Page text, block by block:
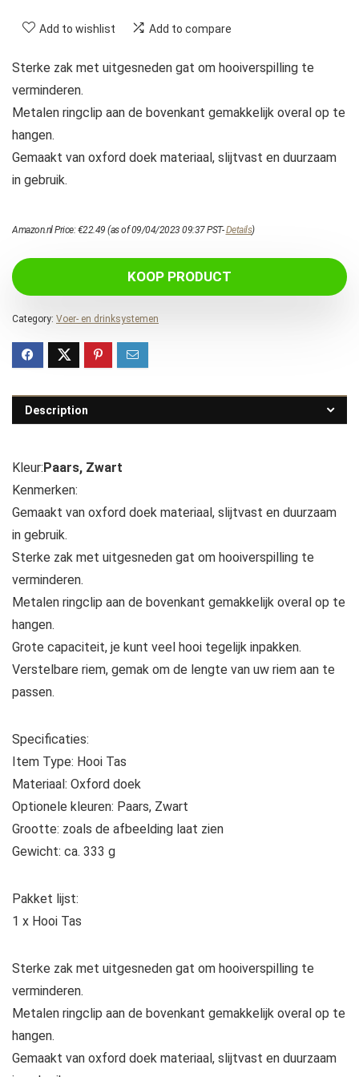
Add to wishlist Add to compare
Sterke zak met uitgesneden gat om hooiverspilling te
verminderen.
Metalen ringclip aan de bovenkant gemakkelijk overal op te
hangen.
Gemaakt van oxford doek materiaal, slijtvast en duurzaam
in gebruik.
Amazon.nl Price:€22.49 (as of 09/04/2023 09:37 PST-Details)
KOOP PRODUCT
Category: Voer- en drinksystemen
Description
Kleur:Paars, Zwart
Kenmerken:
Gemaakt van oxford doek materiaal, slijtvast en duurzaam
in gebruik.
Sterke zak met uitgesneden gat om hooiverspilling te
verminderen.
Metalen ringclip aan de bovenkant gemakkelijk overal op te
hangen.
Grote capaciteit, je kunt veel hooi tegelijk inpakken.
Verstelbare riem, gemak om de lengte van uw riem aan te
passen.
Specificaties:
Item Type: Hooi Tas
Materiaal: Oxford doek
Optionele kleuren: Paars, Zwart
Grootte: zoals de afbeelding laat zien
Gewicht: ca. 333 g
Pakket lijst:
1 x Hooi Tas
Sterke zak met uitgesneden gat om hooiverspilling te
verminderen.
Metalen ringclip aan de bovenkant gemakkelijk overal op te
hangen.
Gemaakt van oxford doek materiaal, slijtvast en duurzaam